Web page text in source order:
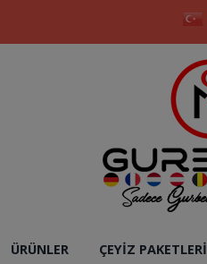
ÜRÜNLER ÇEYIZ PAKETLERI